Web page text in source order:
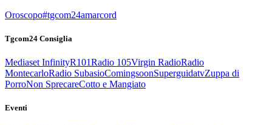
Oroscopo#tgcom24amarcord
Tgcom24 Consiglia
Mediaset InfinityR101Radio 105Virgin RadioRadio
MontecarloRadio SubasioComingsoonSuperguidatvZuppa di
PorroNon SprecareCotto e Mangiato
Eventi